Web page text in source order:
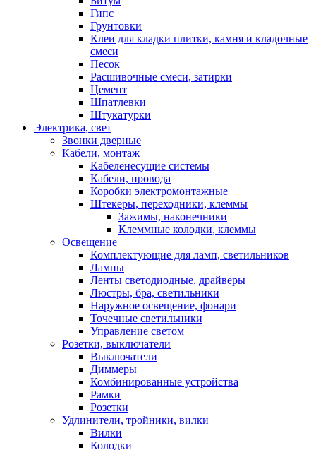
Гипс
Грунтовки
Клеи для кладки плитки, камня и кладочные
смеси
Песок
Расшивочные смеси, затирки
Цемент
Шпатлевки
Штукатурки
Электрика, свет
Звонки дверные
Кабели, монтаж
Кабеленесущие системы
Кабели, провода
Коробки электромонтажные
Штекеры, переходники, клеммы
Зажимы, наконечники
Клеммные колодки, клеммы
Освещение
Комплектующие для ламп, светильников
Лампы
Ленты светодиодные, драйверы
Люстры, бра, светильники
Наружное освещение, фонари
Точечные светильники
Управление светом
Розетки, выключатели
Выключатели
Диммеры
Комбинированные устройства
Рамки
Розетки
Удлинители, тройники, вилки
Вилки
Колодки